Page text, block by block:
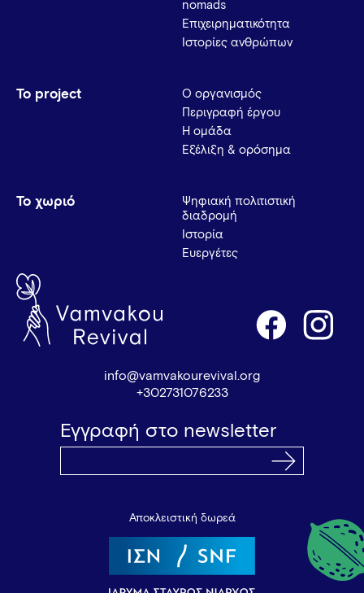
nomads
Επιχειρηματικότητα
Ιστορίες ανθρώπων
Το project
Ο οργανισμός
Περιγραφή έργου
Η ομάδα
Εξέλιξη & ορόσημα
Το χωριό
Ψηφιακή πολιτιστική
διαδρομή
Ιστορία
Ευεργέτες
info@vamvakourevival.org
+302731076233
Εγγραφή στο newsletter
Αποκλειστική δωρεά